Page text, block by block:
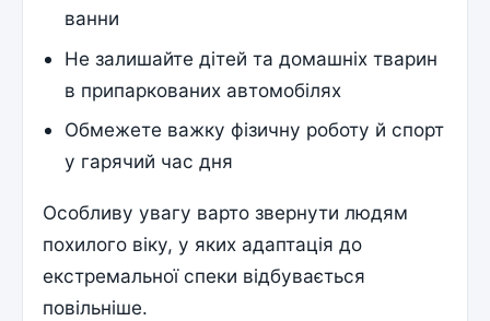
ванни
Не залишайте дітей та домашніх тварин
в припаркованих автомобілях
Обмежете важку фізичну роботу й спорт
у гарячий час дня
Особливу увагу варто звернути людям
похилого віку, у яких адаптація до
екстремальної спеки відбувається
повільніше.